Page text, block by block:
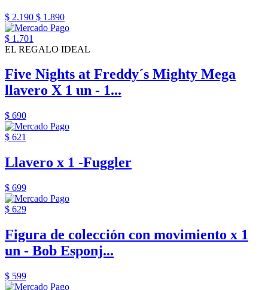
$ 2.190 $ 1.890
$ 1.701
EL REGALO IDEAL
Five Nights at Freddy´s Mighty Mega
llavero X 1 un - 1...
$ 690
$ 621
Llavero x 1 -Fuggler
$ 699
$ 629
Figura de colección con movimiento x 1
un - Bob Esponj...
$ 599